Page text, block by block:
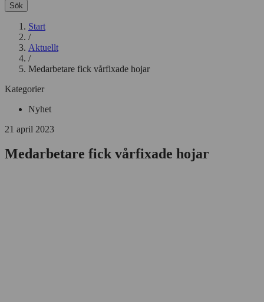
Sök
Start
/
Aktuellt
/
Medarbetare fick vårfixade hojar
Kategorier
Nyhet
21 april 2023
Medarbetare fick vårfixade hojar